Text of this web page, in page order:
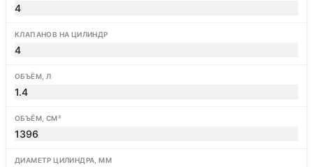
4
КЛАПАНОВ НА ЦИЛИНДР
4
ОБЪЁМ, Л
1.4
ОБЪЁМ, СМ³
1396
ДИАМЕТР ЦИЛИНДРА, ММ